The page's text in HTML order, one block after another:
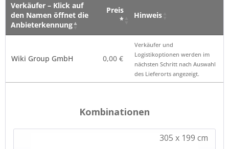
Verkäufer – Klick auf
den Namen öffnet die
Anbieterkennung
Preis
*
Hinweis
Anbieterkennung
Wiki Group GmbH
0,00 €
Verkäufer und
Logistikoptionen werden im
nächsten Schritt nach Auswahl
des Lieferorts angezeigt.